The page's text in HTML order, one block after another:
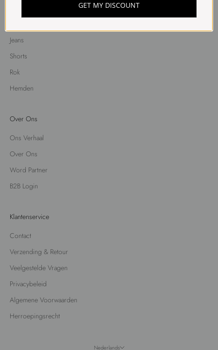
Jeans
Shorts
Rok
Hemden
Over Ons
Ons Verhaal
Over Ons
Word Partner
B2B Login
Klantenservice
Contact
Verzending & Retour
Veelgestelde Vragen
Privacybeleid
Algemene Voorwaarden
Herroepingsrecht
Nederlands
GET MY DISCOUNT